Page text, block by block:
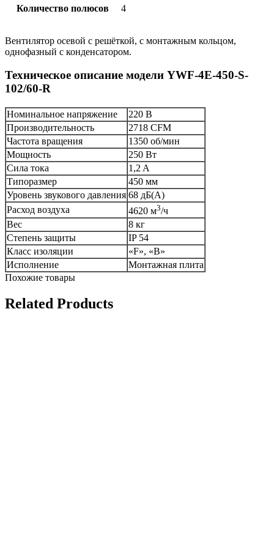
Количество полюсов 4
Вентилятор осевой с решёткой, с монтажным кольцом,
однофазный с конденсатором.
Техническое описание модели YWF-4E-450-S-
102/60-R
Номинальное напряжение
220 В
Производительность
2718 CFM
Частота вращения
1350 об/мин
Мощность
250 Вт
Сила тока
1,2 A
Типоразмер
450 мм
Уровень звукового давления 68 дБ(А)
Расход воздуха
4620 м3/ч
Вес
8 кг
Степень защиты
IP 54
Класс изоляции
«F», «B»
Исполнение
Монтажная плита
Похожие товары
Related Products